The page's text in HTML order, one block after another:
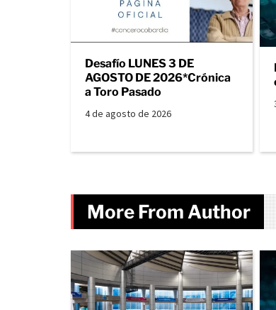
Desafío LUNES 3 DE
AGOSTO DE 2026*Crónica
a Toro Pasado
4 de agosto de 2026
More From Author